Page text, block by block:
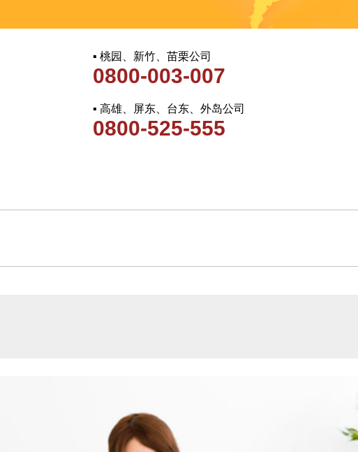
▪ 桃园、新竹、苗栗公司
0800-003-007
▪ 高雄、屏东、台东、外岛公司
0800-525-555